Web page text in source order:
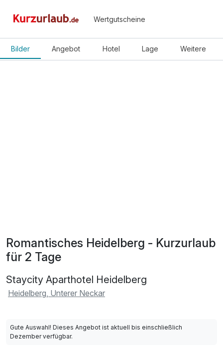
Wertgutscheine
Bilder Angebot Hotel Lage Weitere
Romantisches Heidelberg - Kurzurlaub
für 2 Tage
Staycity Aparthotel Heidelberg
Heidelberg, Unterer Neckar
Gute Auswahl! Dieses Angebot ist aktuell bis einschließlich
Dezember verfügbar.